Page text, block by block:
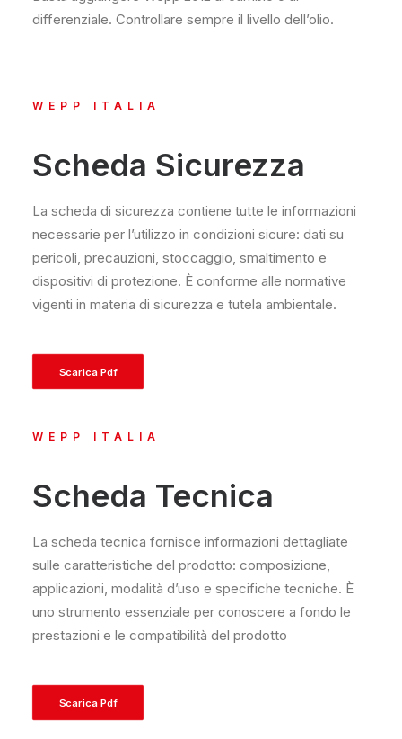
differenziale. Controllare sempre il livello dell’olio.
WEPP ITALIA
Scheda Tecnica
La scheda tecnica fornisce informazioni dettagliate
sulle caratteristiche del prodotto: composizione,
applicazioni, modalità d’uso e specifiche tecniche. È
uno strumento essenziale per conoscere a fondo le
prestazioni e le compatibilità del prodotto
Scarica Pdf
WEPP ITALIA
Scheda Sicurezza
La scheda di sicurezza contiene tutte le informazioni
necessarie per l’utilizzo in condizioni sicure: dati su
pericoli, precauzioni, stoccaggio, smaltimento e
dispositivi di protezione. È conforme alle normative
vigenti in materia di sicurezza e tutela ambientale.
Scarica Pdf